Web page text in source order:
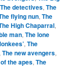
The detectives,The
flying nun,The
High Chaparral,
man,The lone
,The
,The new avengers,
the apes,The